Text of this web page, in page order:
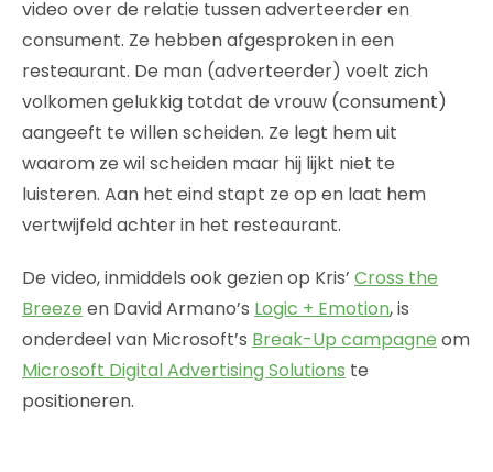
video over de relatie tussen adverteerder en
consument. Ze hebben afgesproken in een
resteaurant. De man (adverteerder) voelt zich
volkomen gelukkig totdat de vrouw (consument)
aangeeft te willen scheiden. Ze legt hem uit
waarom ze wil scheiden maar hij lijkt niet te
luisteren. Aan het eind stapt ze op en laat hem
vertwijfeld achter in het resteaurant.
De video, inmiddels ook gezien op Kris’ Cross the
Breeze en David Armano’s Logic + Emotion, is
onderdeel van Microsoft’s Break-Up campagne om
Microsoft Digital Advertising Solutions te
positioneren.